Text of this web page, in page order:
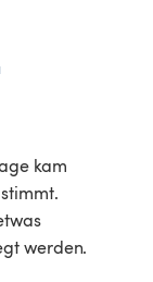
kam
werden.